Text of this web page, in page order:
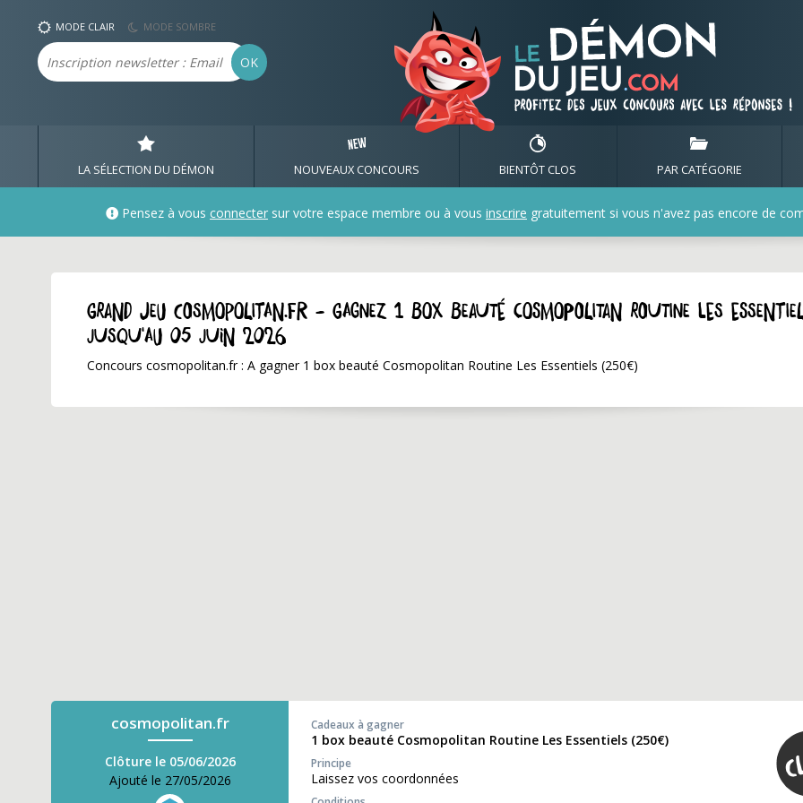
MODE CLAIR MODE SOMBRE
Email OK
LA SÉLECTION DU DÉMON NOUVEAUX CONCOURS BIENTÔT CLOS PAR CATÉGORIE
Pensez à vous connecter sur votre espace membre ou à vous inscrire gratuitement si vous n'avez pas encore de
GRAND JEU cosmopolitan.fr - Gagnez 1 box beauté Cosmopolitan Routine Les
jusqu'au 05 juin 2026
Concours cosmopolitan.fr : A gagner 1 box beauté Cosmopolitan Routine Les Essentiels (250€)
cosmopolitan.fr
Clôture le 05/06/2026
Ajouté le 27/05/2026
Cadeaux à gagner
1 box beauté Cosmopolitan Routine Les Essentiels (250€)
Principe
Laissez vos coordonnées